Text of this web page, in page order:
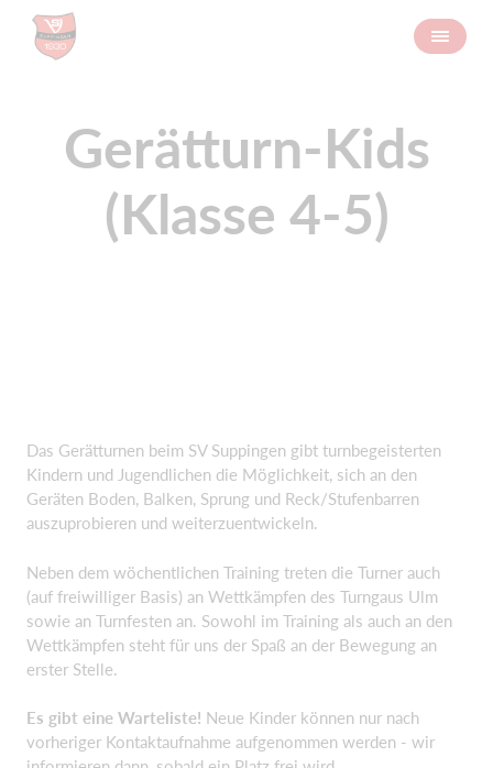
Gerätturn-Kids
(Klasse 4-5)
Das Gerätturnen beim SV Suppingen gibt turnbegeisterten
Kindern und Jugendlichen die Möglichkeit, sich an den
Geräten Boden, Balken, Sprung und Reck/Stufenbarren
auszuprobieren und weiterzuentwickeln.
Neben dem wöchentlichen Training treten die Turner auch
(auf freiwilliger Basis) an Wettkämpfen des Turngaus Ulm
sowie an Turnfesten an. Sowohl im Training als auch an den
Wettkämpfen steht für uns der Spaß an der Bewegung an
erster Stelle.
Es gibt eine Warteliste! Neue Kinder können nur nach
vorheriger Kontaktaufnahme aufgenommen werden - wir